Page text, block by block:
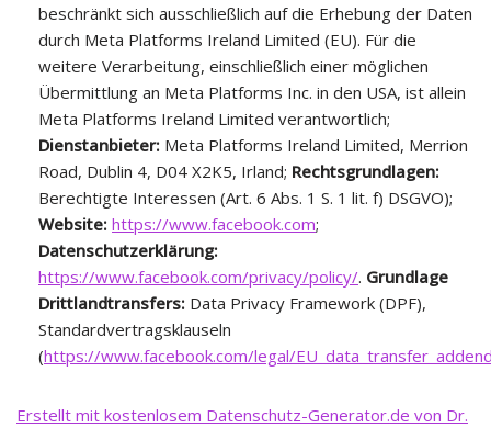
beschränkt sich ausschließlich auf die Erhebung der Daten
durch Meta Platforms Ireland Limited (EU). Für die
weitere Verarbeitung, einschließlich einer möglichen
Übermittlung an Meta Platforms Inc. in den USA, ist allein
Meta Platforms Ireland Limited verantwortlich;
Dienstanbieter: Meta Platforms Ireland Limited, Merrion
Road, Dublin 4, D04 X2K5, Irland; Rechtsgrundlagen:
Berechtigte Interessen (Art. 6 Abs. 1 S. 1 lit. f) DSGVO);
Website: https://www.facebook.com;
Datenschutzerklärung:
https://www.facebook.com/privacy/policy/. Grundlage
Drittlandtransfers: Data Privacy Framework (DPF),
Standardvertragsklauseln
(https://www.facebook.com/legal/
Erstellt mit kostenlosem Datenschutz-Generator.de von Dr.